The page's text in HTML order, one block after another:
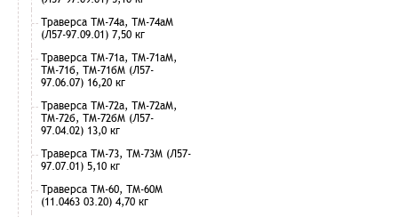
Траверса ТМ-74а, ТМ-74аМ
(Л57-97.09.01) 7,50 кг
Траверса ТМ-71а, ТМ-71аМ,
ТМ-71б, ТМ-71бМ (Л57-
97.06.07) 16,20 кг
Траверса ТМ-72а, ТМ-72аМ,
ТМ-72б, ТМ-72бМ (Л57-
97.04.02) 13,0 кг
Траверса ТМ-73, ТМ-73М (Л57-
97.07.01) 5,10 кг
Траверса ТМ-60, ТМ-60М
(11.0463 03.20) 4,70 кг